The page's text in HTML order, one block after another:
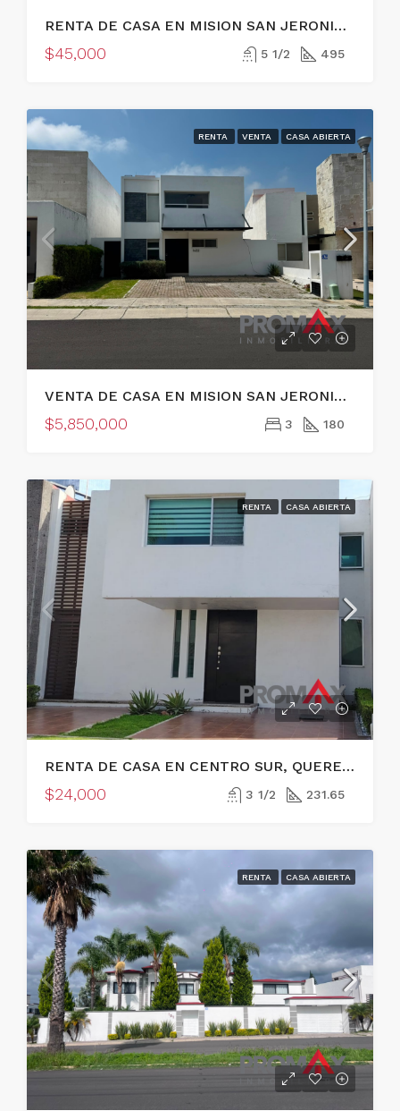
RENTA DE CASA EN MISION SAN JERONIMO, QUERETARO
$45,000 5 1/2 495
RENTA VENTA CASA ABIERTA
VENTA DE CASA EN MISION SAN JERONIMO, QUERETARO
$5,850,000 3 180
RENTA CASA ABIERTA
RENTA DE CASA EN CENTRO SUR, QUERETARO
$24,000 3 1/2 231.65
RENTA CASA ABIERTA